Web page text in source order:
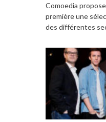
Comoedia
première une
des différentes